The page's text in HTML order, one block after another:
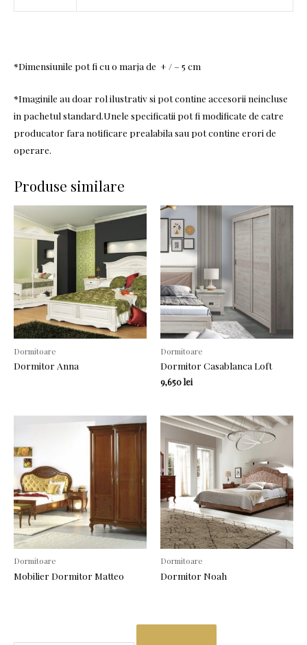
*Dimensiunile pot fi cu o marja de + / – 5 cm
*Imaginile au doar rol ilustrativ si pot contine accesorii neincluse
in pachetul standard.Unele specificatii pot fi modificate de catre
producator fara notificare prealabila sau pot contine erori de
operare.
Produse similare
Dormitoare
Dormitor Anna
Dormitoare
Dormitor Casablanca Loft
9,650lei
Dormitoare
Mobilier Dormitor Matteo
Dormitoare
Dormitor Noah